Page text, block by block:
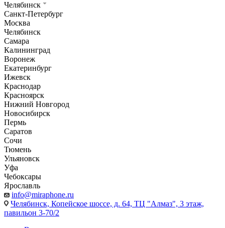
Челябинск
Санкт-Петербург
Москва
Челябинск
Самара
Калининград
Воронеж
Екатеринбург
Ижевск
Краснодар
Красноярск
Нижний Новгород
Новосибирск
Пермь
Саратов
Сочи
Тюмень
Ульяновск
Уфа
Чебоксары
Ярославль
info@miraphone.ru
Челябинск, Копейское шоссе, д. 64, ТЦ "Алмаз", 3 этаж,
павильон 3-70/2